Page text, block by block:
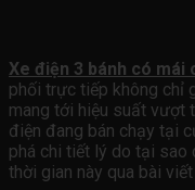
Xe điện 3 bánh có mái
phối trực tiếp không chỉ
mang tới hiệu suất vượt
điện đang bán chạy tại
phá chi tiết lý do tại sao
thời gian này qua bài